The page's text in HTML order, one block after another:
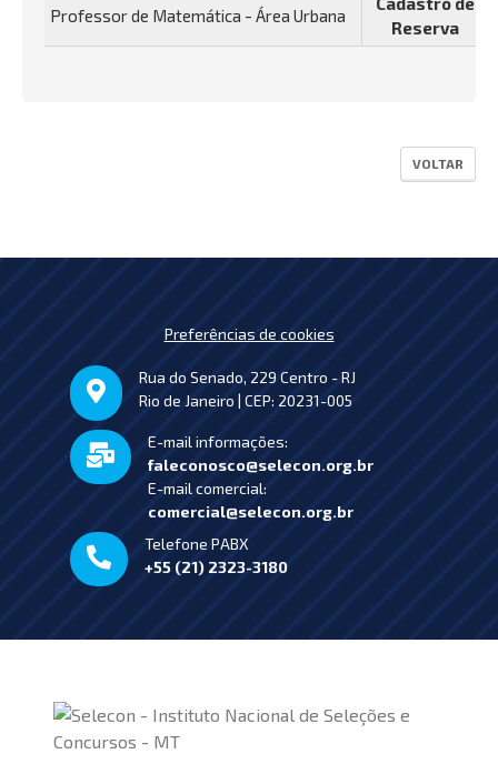
Professor de Matemática - Área Urbana
Reserva
VOLTAR
Preferências de cookies
Rua do Senado, 229 Centro - RJ
Rio de Janeiro | CEP: 20231-005
E-mail informações:
faleconosco@selecon.org.br
E-mail comercial:
comercial@selecon.org.br
Telefone PABX
+55 (21) 2323-3180